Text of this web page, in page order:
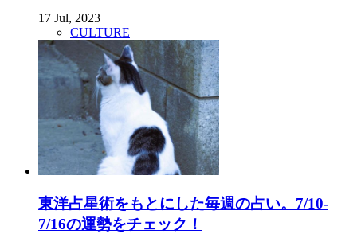
17 Jul, 2023
CULTURE
東洋占星術をもとにした毎週の占い。7/10-
7/16の運勢をチェック！